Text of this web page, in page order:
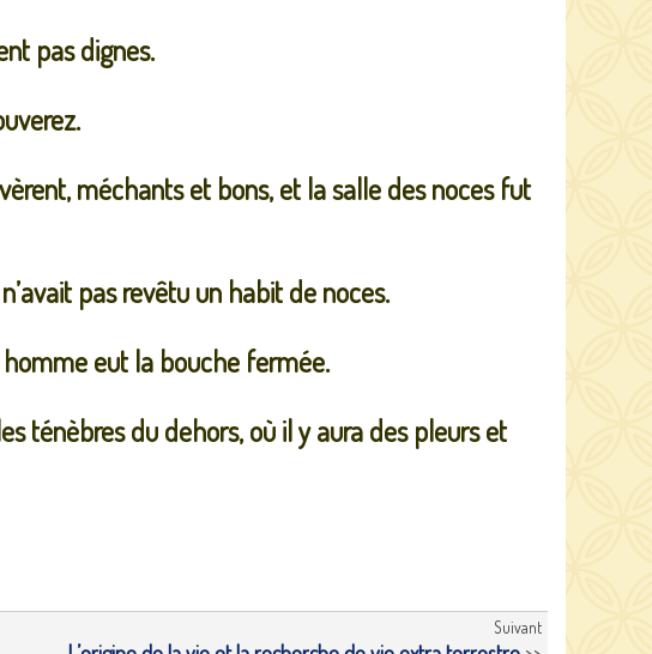
pas dignes.
méchants et bons, et la salle des noces fut
pas revêtu un habit de noces.
eut la bouche fermée.
ténèbres du dehors, où il y aura des pleurs et
Suivant